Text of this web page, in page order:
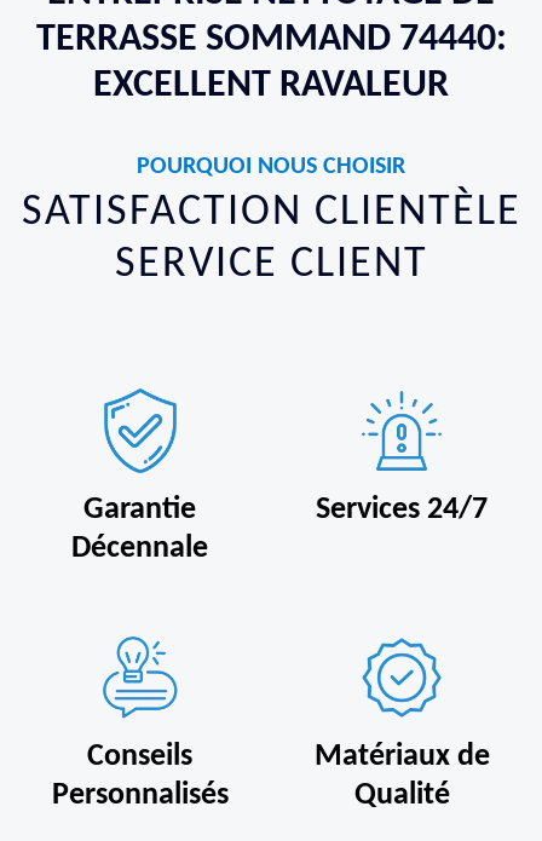
TERRASSE SOMMAND 74440:
EXCELLENT RAVALEUR
POURQUOI NOUS CHOISIR
SATISFACTION CLIENTÈLE
SERVICE CLIENT
Garantie
Décennale
Services 24/7
Conseils
Personnalisés
Matériaux de
Qualité